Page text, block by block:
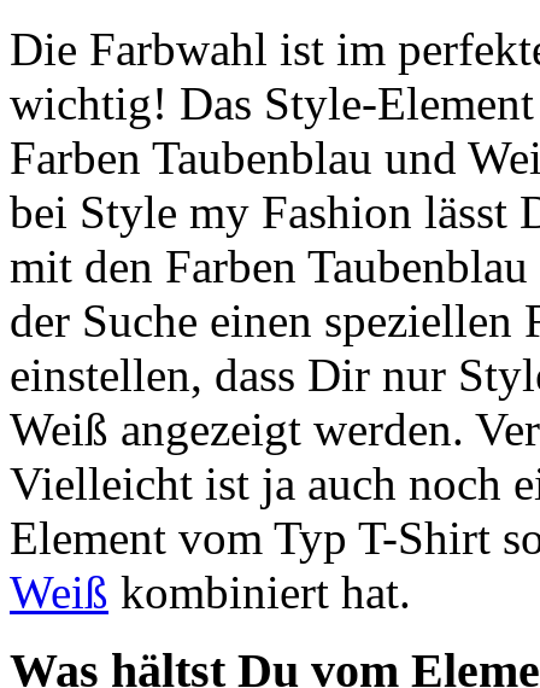
Die Farbwahl ist im
wichtig! Das Style-
Farben Taubenblau und
bei Style my Fashion lässt
mit den Farben
der Suche einen
einstellen, dass Dir nur
Weiß angezeigt werden.
Vielleicht ist ja auch noch
Element vom Typ T-Shirt
Weiß kombiniert hat.
Was hältst Du vom